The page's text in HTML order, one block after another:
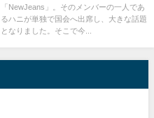
「NewJeans」。そのメンバーの一人であ
るハニが単独で国会へ出席し、大きな話題
となりました。そこで今...